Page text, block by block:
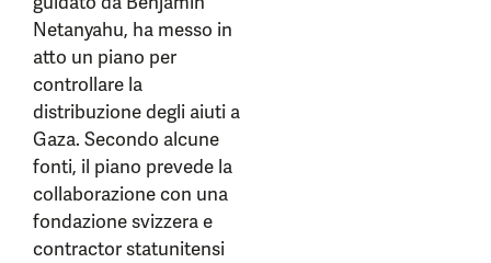
Netanyahu, ha messo in
atto un piano per
controllare la
distribuzione degli aiuti a
Gaza. Secondo alcune
fonti, il piano prevede la
collaborazione con una
fondazione svizzera e
contractor statunitensi